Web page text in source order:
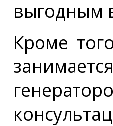
выгодным
Кроме